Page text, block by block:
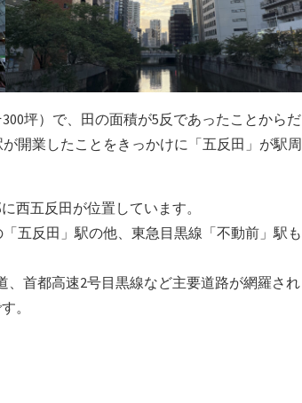
坪）で、田の面積が5反であったことからだ
開業したことをきっかけに「五反田」が駅周
西五反田が位置しています。
五反田」駅の他、東急目黒線「不動前」駅も
首都高速2号目黒線など主要道路が網羅され
。